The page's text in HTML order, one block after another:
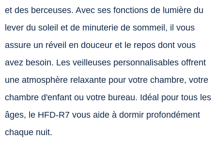
et des berceuses. Avec ses fonctions de lumière du
lever du soleil et de minuterie de sommeil, il vous
assure un réveil en douceur et le repos dont vous
avez besoin. Les veilleuses personnalisables offrent
une atmosphère relaxante pour votre chambre, votre
chambre d'enfant ou votre bureau. Idéal pour tous les
âges, le HFD-R7 vous aide à dormir profondément
chaque nuit.